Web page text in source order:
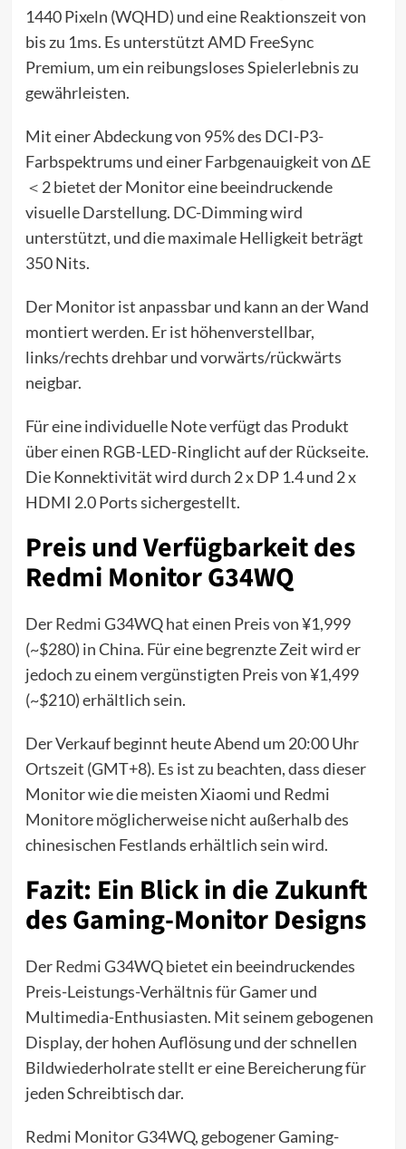
1440 Pixeln (WQHD) und eine Reaktionszeit von
bis zu 1ms. Es unterstützt AMD FreeSync
Premium, um ein reibungsloses Spielerlebnis zu
gewährleisten.
Mit einer Abdeckung von 95% des DCI-P3-
Farbspektrums und einer Farbgenauigkeit von ΔE
＜2 bietet der Monitor eine beeindruckende
visuelle Darstellung. DC-Dimming wird
unterstützt, und die maximale Helligkeit beträgt
350 Nits.
Der Monitor ist anpassbar und kann an der Wand
montiert werden. Er ist höhenverstellbar,
links/rechts drehbar und vorwärts/rückwärts
neigbar.
Für eine individuelle Note verfügt das Produkt
über einen RGB-LED-Ringlicht auf der Rückseite.
Die Konnektivität wird durch 2 x DP 1.4 und 2 x
HDMI 2.0 Ports sichergestellt.
Preis und Verfügbarkeit des
Redmi Monitor G34WQ
DerRedmiG34WQ hat einen Preis von ¥1,999
(~$280) in China. Für eine begrenzte Zeit wird er
jedoch zu einem vergünstigten Preis von ¥1,499
(~$210) erhältlich sein.
Der Verkauf beginnt heute Abend um 20:00 Uhr
Ortszeit (GMT+8). Es ist zu beachten, dass dieser
Monitor wie die meisten Xiaomi und Redmi
Monitore möglicherweise nicht außerhalb des
chinesischen Festlands erhältlich sein wird.
Fazit: Ein Blick in die Zukunft
des Gaming-Monitor Designs
DerRedmiG34WQ bietet ein beeindruckendes
Preis-Leistungs-Verhältnis für Gamer und
Multimedia-Enthusiasten. Mit seinem gebogenen
Display, der hohen Auflösung und der schnellen
Bildwiederholrate stellt er eine Bereicherung für
jeden Schreibtisch dar.
Redmi Monitor G34WQ, gebogener Gaming-